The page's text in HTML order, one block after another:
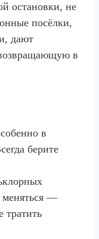
остановки, не
посёлки,
дают
в
в
берите
меняться —
тратить